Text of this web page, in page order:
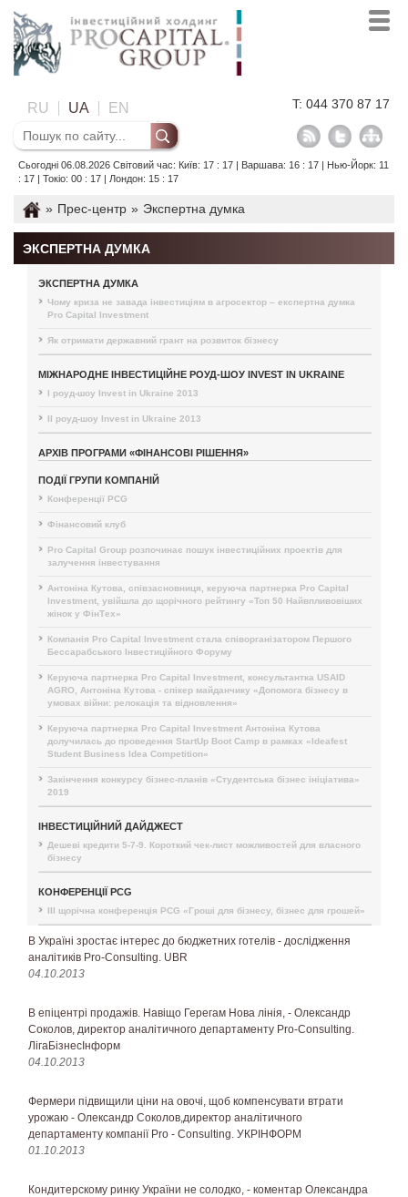
RU UA EN T: 044 370 87 17
Сьогодні 06.08.2026 Світовий час: Київ: 17 : 17 | Варшава: 16 : 17 | Нью-Йорк: 11
: 17 | Токіо: 00 : 17 | Лондон: 15 : 17
» Прес-центр » Экспертна думка
ЭКСПЕРТНА ДУМКА
ЭКСПЕРТНА ДУМКА
Чому криза не завада інвестиціям в агросектор – експертна думка
Pro Capital Investment
Як отримати державний грант на розвиток бізнесу
МІЖНАРОДНЕ ІНВЕСТИЦІЙНЕ РОУД-ШОУ INVEST IN UKRAINE
I роуд-шоу Invest in Ukraine 2013
II роуд-шоу Invest in Ukraine 2013
АРХІВ ПРОГРАМИ «ФІНАНСОВІ РІШЕННЯ»
ПОДІЇ ГРУПИ КОМПАНІЙ
Конференції PCG
Фінансовий клуб
Pro Capital Group розпочинає пошук інвестиційних проектів для
залучення інвестування
Антоніна Кутова, співзасновниця, керуюча партнерка Pro Capital
Investment, увійшла до щорічного рейтингу «Топ 50 Найвпливовіших
жінок у ФінТех»
Компанія Pro Capital Investment стала співорганізатором Першого
Бессарабського Інвестиційного Форуму
Керуюча партнерка Pro Capital Investment, консультантка USAID
AGRO, Антоніна Кутова - спікер майданчику «Допомога бізнесу в
умовах війни: релокація та відновлення»
Керуюча партнерка Pro Capital Investment Антоніна Кутова
долучилась до проведення StartUp Boot Camp в рамках «Ideafest
Student Business Idea Competition»
Закінчення конкурсу бізнес-планів «Студентська бізнес ініціатива»
2019
ІНВЕСТИЦІЙНИЙ ДАЙДЖЕСТ
Дешеві кредити 5-7-9. Короткий чек-лист можливостей для власного
бізнесу
КОНФЕРЕНЦІЇ PCG
III щорічна конференція PCG «Гроші для бізнесу, бізнес для грошей»
В Україні зростає інтерес до бюджетних готелів - дослідження
аналітиків Pro-Consulting. UBR
04.10.2013
В епіцентрі продажів. Навіщо Герегам Нова лінія, - Олександр
Соколов, директор аналітичного департаменту Pro-Consulting.
ЛігаБізнесІнформ
04.10.2013
Фермери підвищили ціни на овочі, щоб компенсувати втрати
урожаю - Олександр Соколов,директор аналітичного
департаменту компанії Pro - Consulting. УКРІНФОРМ
01.10.2013
Кондитерскому ринку України не солодко, - коментар Олександра